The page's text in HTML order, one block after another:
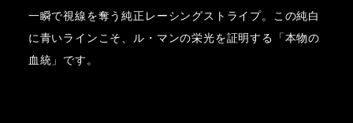
一瞬で視線を奪う純正レーシングストライプ。この純白
に青いラインこそ、ル・マンの栄光を証明する「本物の
血統」です。